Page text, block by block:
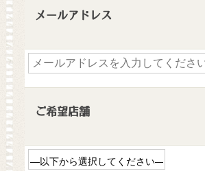
メールアドレス
ご希望店舗